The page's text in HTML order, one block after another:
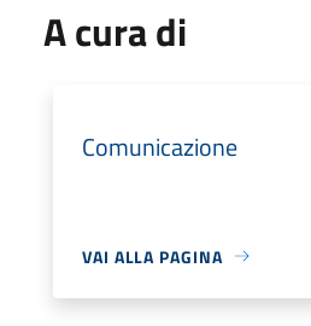
A cura di
Comunicazione
VAI ALLA PAGINA